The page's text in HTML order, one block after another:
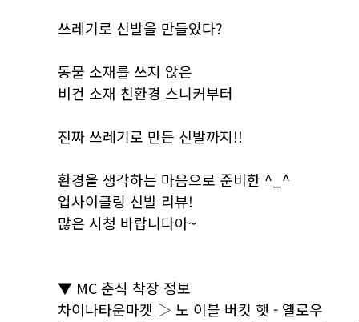
쓰레기로 신발을 만들었다?
동물 소재를 쓰지 않은
비건 소재 친환경 스니커부터
진짜 쓰레기로 만든 신발까지!!
환경을 생각하는 마음으로 준비한 ^_^
업사이클링 신발 리뷰!
많은 시청 바랍니다아~
▼ MC 춘식 착장 정보
차이나타운마켓 ▷ 노 이블 버킷 햇 - 옐로우